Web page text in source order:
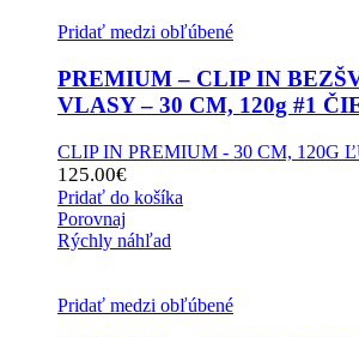
Pridať medzi obľúbené
PREMIUM – CLIP IN
VLASY – 30 CM, 120g #1
CLIP IN PREMIUM - 30 CM, 120G
125.00€
Pridať do košíka
Porovnaj
Rýchly náhľad
Pridať medzi obľúbené